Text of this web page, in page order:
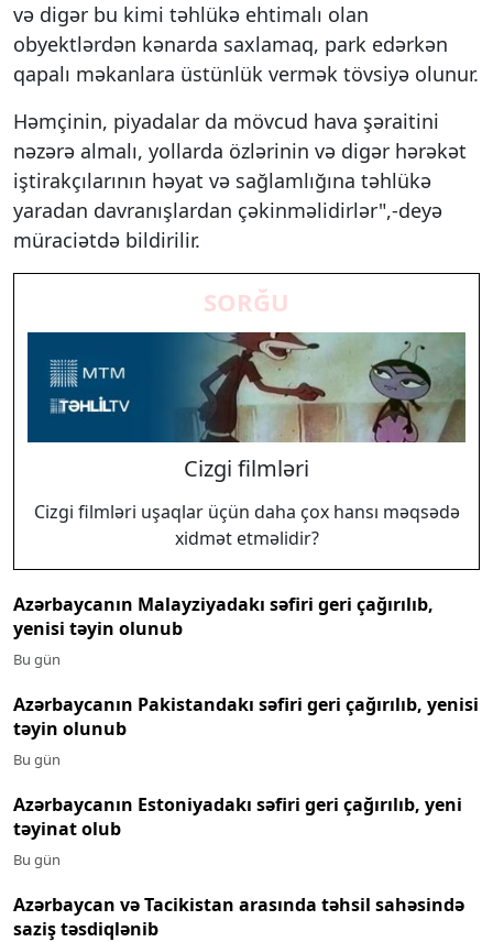
və digər bu kimi təhlükə ehtimalı olan
obyektlərdən kənarda saxlamaq, park edərkən
qapalı məkanlara üstünlük vermək tövsiyə olunur.
Həmçinin, piyadalar da mövcud hava şəraitini
nəzərə almalı, yollarda özlərinin və digər hərəkət
iştirakçılarının həyat və sağlamlığına təhlükə
yaradan davranışlardan çəkinməlidirlər",-deyə
müraciətdə bildirilir.
SORĞU
Cizgi filmləri
Cizgi filmləri uşaqlar üçün daha çox hansı məqsədə
xidmət etməlidir?
Azərbaycanın Malayziyadakı səfiri geri çağırılıb,
yenisi təyin olunub
Bu gün
Azərbaycanın Pakistandakı səfiri geri çağırılıb, yenisi
təyin olunub
Bu gün
Azərbaycanın Estoniyadakı səfiri geri çağırılıb, yeni
təyinat olub
Bu gün
Azərbaycan və Tacikistan arasında təhsil sahəsində
saziş təsdiqlənib